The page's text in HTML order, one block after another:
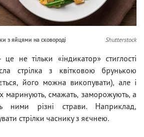
з яйцями на сковороді Shutterstock
це не тільки «індикатор» стиглості
стрілка з квітковою брунькою
його можна викопувати), але і
маринують, смажать, заморожують, а
ними різні страви. Наприклад,
стрілки часнику з яєчнею.